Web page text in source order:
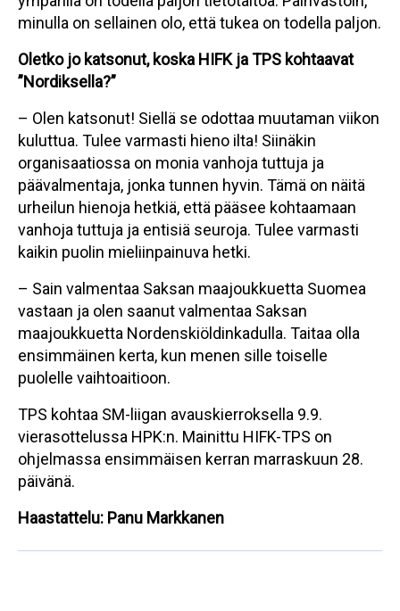
minulla on sellainen olo, että tukea on todella paljon.
Oletko jo katsonut, koska HIFK ja TPS kohtaavat
”Nordiksella?”
– Olen katsonut! Siellä se odottaa muutaman viikon
kuluttua. Tulee varmasti hieno ilta! Siinäkin
organisaatiossa on monia vanhoja tuttuja ja
päävalmentaja, jonka tunnen hyvin. Tämä on näitä
urheilun hienoja hetkiä, että pääsee kohtaamaan
vanhoja tuttuja ja entisiä seuroja. Tulee varmasti
kaikin puolin mieliinpainuva hetki.
– Sain valmentaa Saksan maajoukkuetta Suomea
vastaan ja olen saanut valmentaa Saksan
maajoukkuetta Nordenskiöldinkadulla. Taitaa olla
ensimmäinen kerta, kun menen sille toiselle
puolelle vaihtoaitioon.
TPS kohtaa SM-liigan avauskierroksella 9.9.
vierasottelussa HPK:n. Mainittu HIFK-TPS on
ohjelmassa ensimmäisen kerran marraskuun 28.
päivänä.
Haastattelu: Panu Markkanen